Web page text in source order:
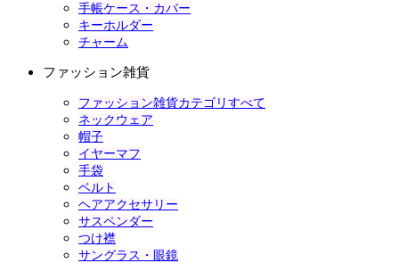
手帳ケース・カバー
キーホルダー
チャーム
ファッション雑貨
ファッション雑貨カテゴリすべて
ネックウェア
帽子
イヤーマフ
手袋
ベルト
ヘアアクセサリー
サスペンダー
つけ襟
サングラス・眼鏡